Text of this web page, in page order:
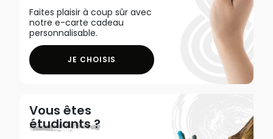
Faites plaisir à coup sûr avec
notre e-carte cadeau
personnalisable.
JE CHOISIS
Vous êtes
étudiants ?